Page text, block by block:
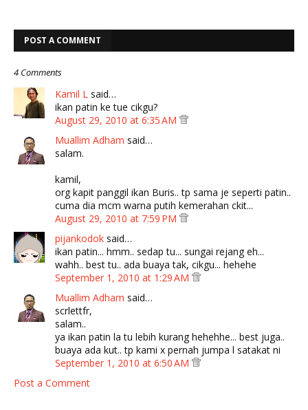
POST A COMMENT
4 Comments
Kamil L said…
ikan patin ke tue cikgu?
August 29, 2010 at 6:35 AM
Muallim Adham said…
salam.
kamil,
org kapit panggil ikan Buris.. tp sama je seperti patin..
cuma dia mcm warna putih kemerahan ckit...
August 29, 2010 at 7:59 PM
pijankodok said…
ikan patin... hmm.. sedap tu... sungai rejang eh...
wahh.. best tu.. ada buaya tak, cikgu... hehehe
September 1, 2010 at 1:29 AM
Muallim Adham said…
scrlettfr,
salam..
ya ikan patin la tu lebih kurang hehehhe... best juga..
buaya ada kut.. tp kami x pernah jumpa l satakat ni
September 1, 2010 at 6:50 AM
Post a Comment